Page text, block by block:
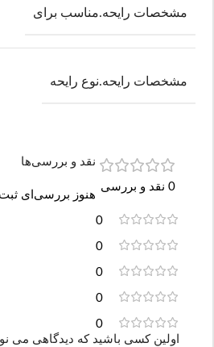
مشخصات رایحه.مناسب برای
مشخصات رایحه.نوع رایحه
0 نقد و بررسی
0
0
0
0
0
نقد و بررسی‌ها
هنوز بررسی‌ای
اولین کسی باشید که دیدگاهی می